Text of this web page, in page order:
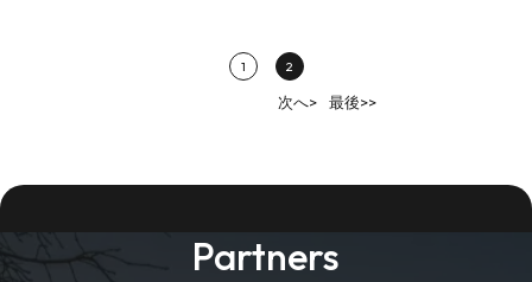
1 2
次へ> 最後>>
Partners